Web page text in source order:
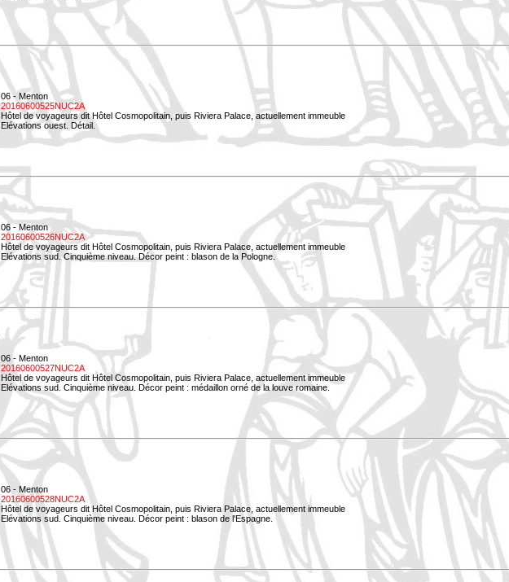
06 - Menton
20160600525NUC2A
Hôtel de voyageurs dit Hôtel Cosmopolitain, puis Riviera Palace, actuellement immeuble
Elévations ouest. Détail.
06 - Menton
20160600526NUC2A
Hôtel de voyageurs dit Hôtel Cosmopolitain, puis Riviera Palace, actuellement immeuble
Elévations sud. Cinquième niveau. Décor peint : blason de la Pologne.
06 - Menton
20160600527NUC2A
Hôtel de voyageurs dit Hôtel Cosmopolitain, puis Riviera Palace, actuellement immeuble
Elévations sud. Cinquième niveau. Décor peint : médaillon orné de la louve romaine.
06 - Menton
20160600528NUC2A
Hôtel de voyageurs dit Hôtel Cosmopolitain, puis Riviera Palace, actuellement immeuble
Elévations sud. Cinquième niveau. Décor peint : blason de l'Espagne.